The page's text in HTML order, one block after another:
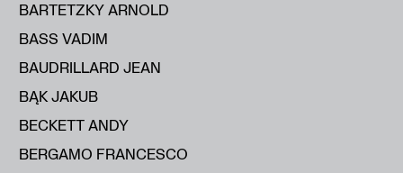
BARTETZKY ARNOLD
BASS VADIM
BAUDRILLARD JEAN
BĄK JAKUB
BECKETT ANDY
BERGAMO FRANCESCO